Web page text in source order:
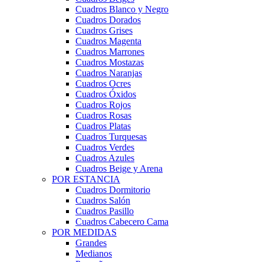
Cuadros Blanco y Negro
Cuadros Dorados
Cuadros Grises
Cuadros Magenta
Cuadros Marrones
Cuadros Mostazas
Cuadros Naranjas
Cuadros Ocres
Cuadros Óxidos
Cuadros Rojos
Cuadros Rosas
Cuadros Platas
Cuadros Turquesas
Cuadros Verdes
Cuadros Azules
Cuadros Beige y Arena
POR ESTANCIA
Cuadros Dormitorio
Cuadros Salón
Cuadros Pasillo
Cuadros Cabecero Cama
POR MEDIDAS
Grandes
Medianos